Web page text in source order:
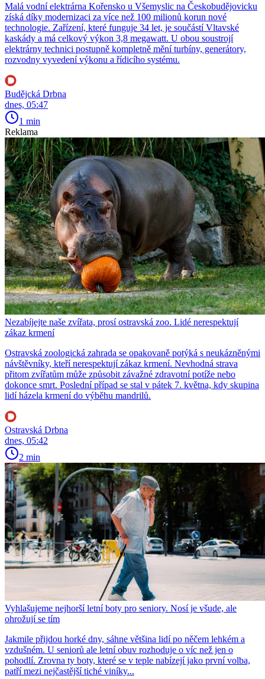
Malá vodní elektrárna Kořensko u Všemyslic na Českobudějovicku
získá díky modernizaci za více než 100 milionů korun nové
technologie. Zařízení, které funguje 34 let, je součástí Vltavské
kaskády a má celkový výkon 3,8 megawatt. U obou soustrojí
elektrárny technici postupně kompletně mění turbíny, generátory,
rozvodny vyvedení výkonu a řídicího systému.
Budějcká Drbna
dnes, 05:47
1 min
Reklama
Nezabíjejte naše zvířata, prosí ostravská zoo. Lidé nerespektují
zákaz krmení
Ostravská zoologická zahrada se opakovaně potýká s neukázněnými
návštěvníky, kteří nerespektují zákaz krmení. Nevhodná strava
přitom zvířatům může způsobit závažné zdravotní potíže nebo
dokonce smrt. Poslední případ se stal v pátek 7. května, kdy skupina
lidí házela krmení do výběhu mandrilů.
Ostravská Drbna
dnes, 05:42
2 min
Vyhlašujeme nejhorší letní boty pro seniory. Nosí je všude, ale
ohrožují se tím
Jakmile přijdou horké dny, sáhne většina lidí po něčem lehkém a
vzdušném. U seniorů ale letní obuv rozhoduje o víc než jen o
pohodlí. Zrovna ty boty, které se v teple nabízejí jako první volba,
patří mezi nejčastější tiché viníky...